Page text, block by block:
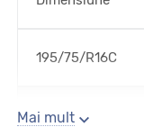
195/75/R16C
Sezon
Mai mult